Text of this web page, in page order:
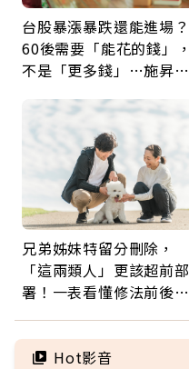
台股暴漲暴跌還能進場？
60後需要「能花的錢」，
不是「更多錢」…施昇
票
兄弟姊妹特留分刪除，
「這兩類人」更該超前部
署！一表看懂修法前後差
更多
Hot影音